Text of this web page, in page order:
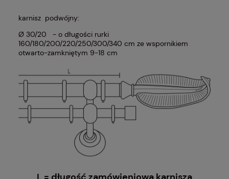
karnisz podwójny:
Ø 30/20 - o długości rurki
160/180/200/220/250/300/340 cm ze wspornikiem
otwarto-zamkniętym 9-18 cm